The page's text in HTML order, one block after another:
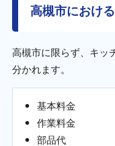
高槻市におけ
高槻市に限らず、キッ
分かれます。
基本料金
作業料金
部品代